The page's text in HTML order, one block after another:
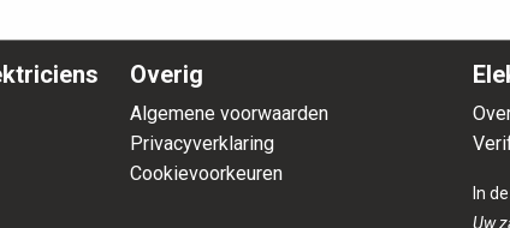
Overig
Algemene voorwaarden
Privacyverklaring
Cookievoorkeuren
In
Uw